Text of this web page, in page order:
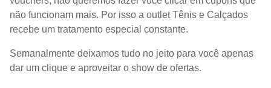
não funcionam mais. Por isso a outlet Tênis e Calçados
recebe um tratamento especial constante.
Semanalmente deixamos tudo no jeito para você apenas
dar um clique e aproveitar o show de ofertas.